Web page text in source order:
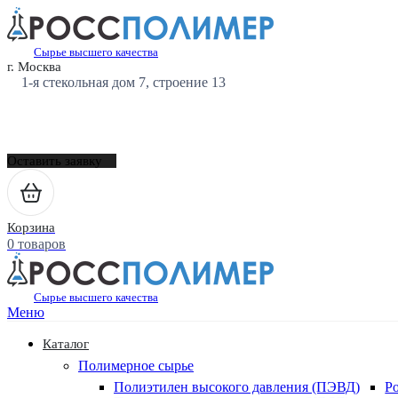
Сырье высшего качества
г. Москва
1-я стекольная дом 7, строение 13
Оставить заявку
Корзина
0 товаров
Сырье высшего качества
Меню
Каталог
Полимерное сырье
Полиэтилен высокого давления (ПЭВД)